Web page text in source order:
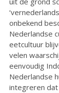
onbekend
Nederlandse
eetcultuur
velen
eenvoudig
Nederlandse
integreren dat